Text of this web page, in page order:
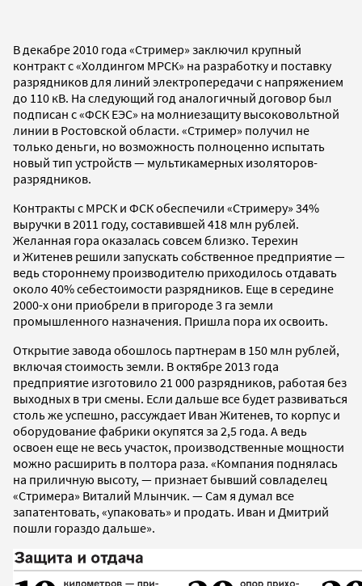
В декабре 2010 года «Стример» заключил крупный
контракт с «Холдингом МРСК» на разработку и поставку
разрядников для линий электропередачи с напряжением
до 110 кВ. На следующий год аналогичный договор был
подписан с «ФСК ЕЭС» на молниезащиту высоковольтной
линии в Ростовской области. «Стример» получил не
только деньги, но возможность полноценно испытать
новый тип устройств — мультикамерных изоляторов-
разрядников.
Контракты с МРСК и ФСК обеспечили «Стримеру» 34%
выручки в 2011 году, составившей 418 млн рублей.
Желанная гора оказалась совсем близко. Терехин
и Житенев решили запускать собственное предприятие —
ведь стороннему производителю приходилось отдавать
около 40% себестоимости разрядников. Еще в середине
2000-х они приобрели в пригороде 3 га земли
промышленного назначения. Пришла пора их освоить.
Открытие завода обошлось партнерам в 150 млн рублей,
включая стоимость земли. В октябре 2013 года
предприятие изготовило 21 000 разрядников, работая без
выходных в три смены. Если дальше все будет развиваться
столь же успешно, рассуждает Иван Житенев, то корпус и
оборудование фабрики окупятся за 2,5 года. А ведь
освоен еще не весь участок, производственные мощности
можно расширить в полтора раза. «Компания поднялась
на приличную высоту, — признает бывший совладелец
«Стримера» Виталий Млынчик. — Сам я думал все
запатентовать, «упаковать» и продать. Иван и Дмитрий
пошли гораздо дальше».